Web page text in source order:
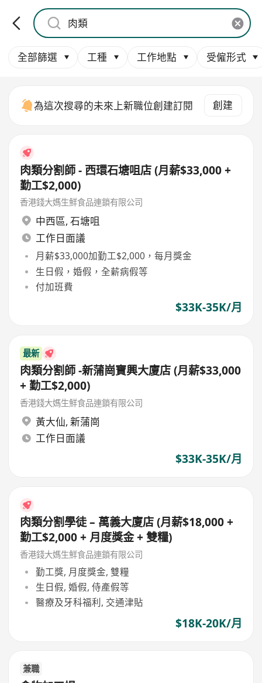
全部篩選 工種 工作地點 受僱形式
為這次搜尋的未來上新職位創建訂閱 創建
肉類分割師 - 西環石塘咀店 (月薪$33,000 +
勤工$2,000)
香港錢大媽生鮮食品連鎖有限公司
中西區, 石塘咀
工作日面議
月薪$33,000加勤工$2,000，每月獎金
生日假，婚假，全薪病假等
付加班費
$33K-35K/月
最新
肉類分割師 -新蒲崗寶興大廈店 (月薪$33,000
+ 勤工$2,000)
香港錢大媽生鮮食品連鎖有限公司
黃大仙, 新蒲崗
工作日面議
$33K-35K/月
肉類分割學徒 – 萬義大廈店 (月薪$18,000 +
勤工$2,000 + 月度獎金 + 雙糧)
香港錢大媽生鮮食品連鎖有限公司
勤工獎, 月度獎金, 雙糧
生日假, 婚假, 侍產假等
醫療及牙科福利, 交通津貼
$18K-20K/月
兼職